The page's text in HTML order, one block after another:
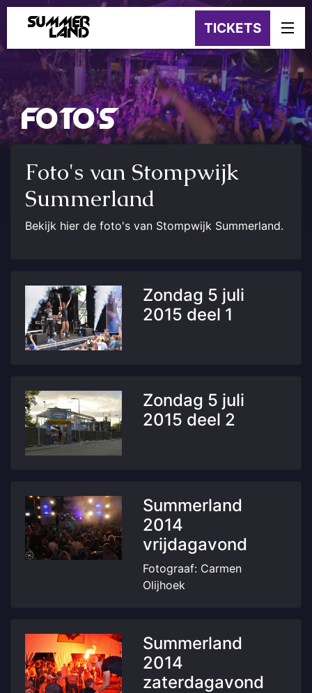
SUMMER
LAND TICKETS
FOTO'S
Foto's van Stompwijk
Summerland
Bekijk hier de foto's van Stompwijk Summerland.
Zondag 5 juli
2015 deel 1
Zondag 5 juli
2015 deel 2
Summerland
2014
vrijdagavond
Fotograaf: Carmen
Olijhoek
Summerland
2014
zaterdagavond